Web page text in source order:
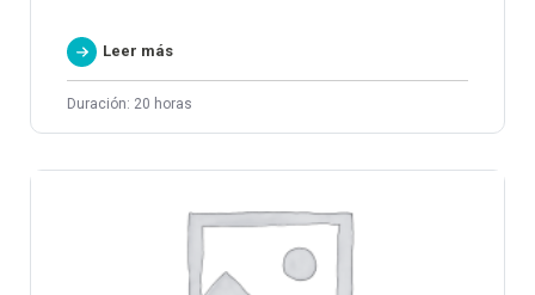
Leer más
Duración: 20 horas